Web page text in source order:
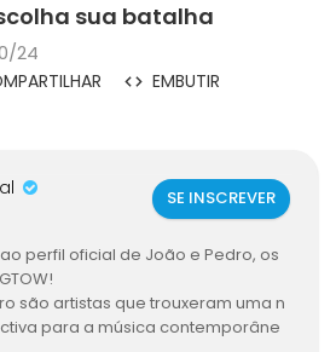
sua batalha
24
EMBUTIR
SE INSCREVER
perfil oficial de João e Pedro, os
são artistas que trouxeram uma n
para a música contemporâne